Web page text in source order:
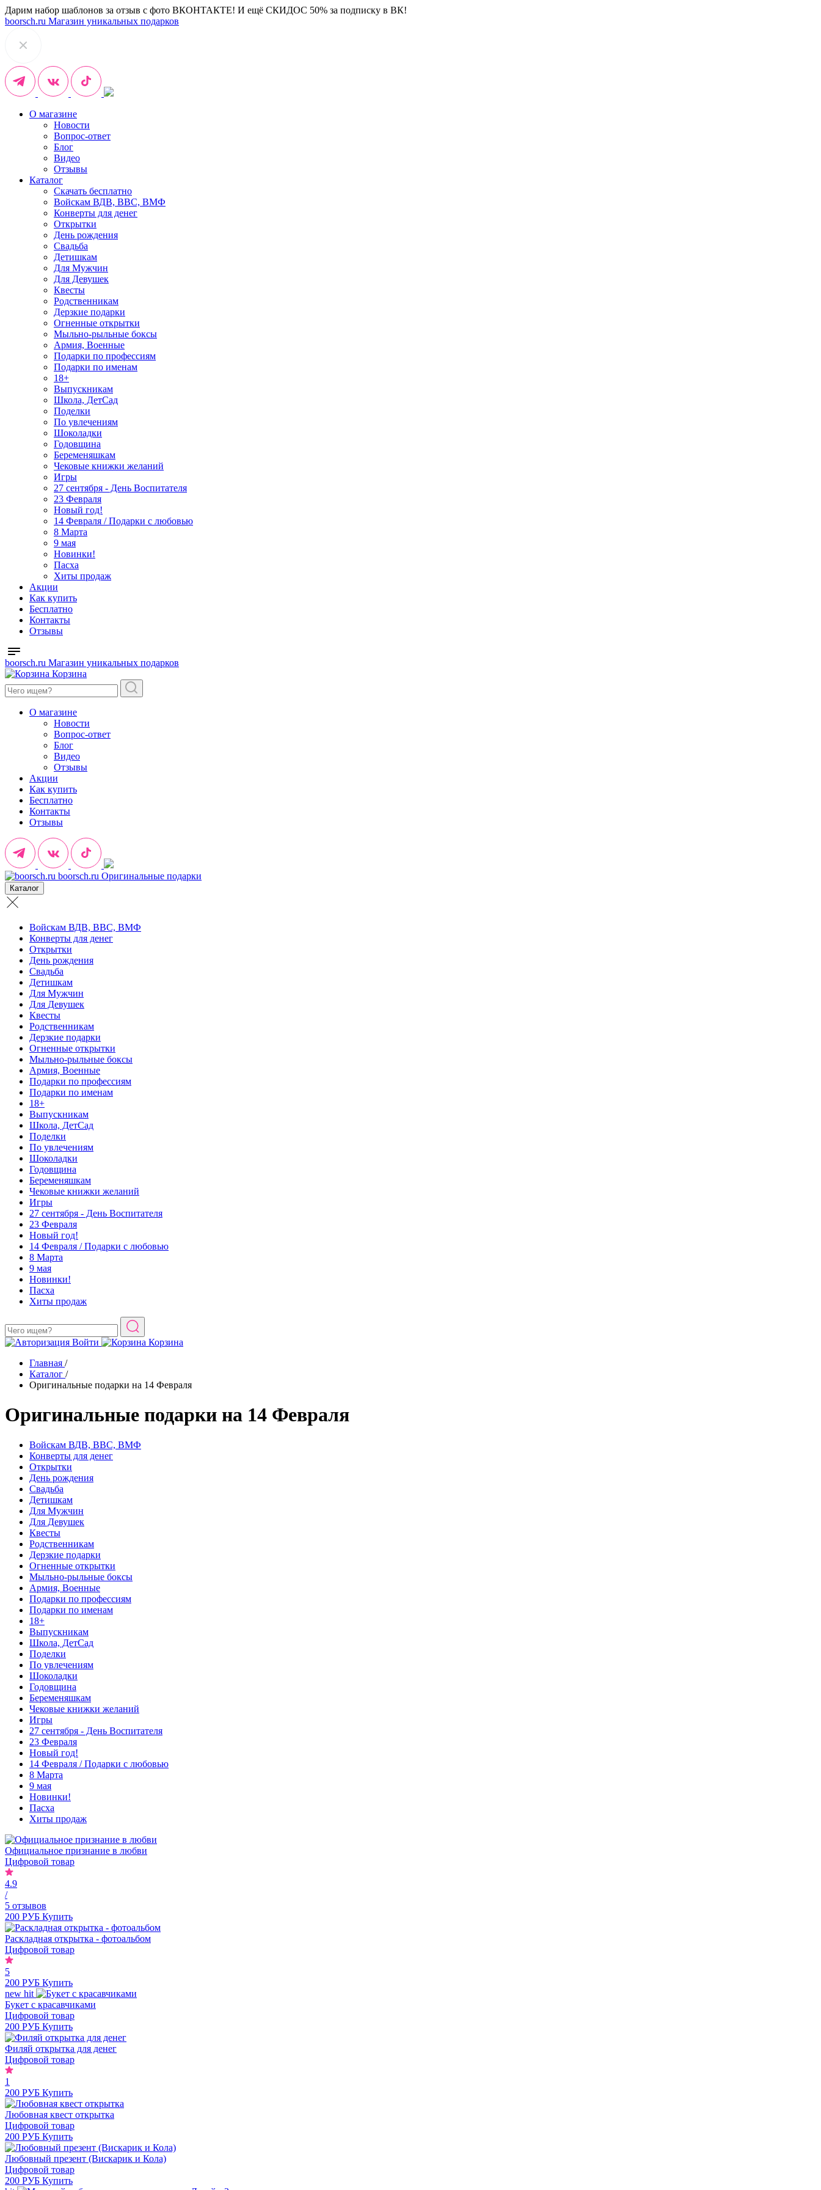
Дарим набор шаблонов за отзыв с фото ВКОНТАКТЕ! И ещё СКИДОС 50% за подписку в ВК!
boorsch.ru Магазин уникальных подарков
О магазине
Новости
Вопрос-ответ
Блог
Видео
Отзывы
Каталог
Скачать бесплатно
Войскам ВДВ, ВВС, ВМФ
Конверты для денег
Открытки
День рождения
Свадьба
Детишкам
Для Мужчин
Для Девушек
Квесты
Родственникам
Дерзкие подарки
Огненные открытки
Мыльно-рыльные боксы
Армия, Военные
Подарки по профессиям
Подарки по именам
18+
Выпускникам
Школа, ДетСад
Поделки
По увлечениям
Шоколадки
Годовщина
Беременяшкам
Чековые книжки желаний
Игры
27 сентября - День Воспитателя
23 Февраля
Новый год!
14 Февраля / Подарки с любовью
8 Марта
9 мая
Новинки!
Пасха
Хиты продаж
Акции
Как купить
Бесплатно
Контакты
Отзывы
boorsch.ru Магазин уникальных подарков
Корзина
О магазине
Новости
Вопрос-ответ
Блог
Видео
Отзывы
Акции
Как купить
Бесплатно
Контакты
Отзывы
boorsch.ru Оригинальные подарки
Каталог
Войскам ВДВ, ВВС, ВМФ
Конверты для денег
Открытки
День рождения
Свадьба
Детишкам
Для Мужчин
Для Девушек
Квесты
Родственникам
Дерзкие подарки
Огненные открытки
Мыльно-рыльные боксы
Армия, Военные
Подарки по профессиям
Подарки по именам
18+
Выпускникам
Школа, ДетСад
Поделки
По увлечениям
Шоколадки
Годовщина
Беременяшкам
Чековые книжки желаний
Игры
27 сентября - День Воспитателя
23 Февраля
Новый год!
14 Февраля / Подарки с любовью
8 Марта
9 мая
Новинки!
Пасха
Хиты продаж
Войти
Корзина
Главная /
Каталог /
Оригинальные подарки на 14 Февраля
Оригинальные подарки на 14 Февраля
Войскам ВДВ, ВВС, ВМФ
Конверты для денег
Открытки
День рождения
Свадьба
Детишкам
Для Мужчин
Для Девушек
Квесты
Родственникам
Дерзкие подарки
Огненные открытки
Мыльно-рыльные боксы
Армия, Военные
Подарки по профессиям
Подарки по именам
18+
Выпускникам
Школа, ДетСад
Поделки
По увлечениям
Шоколадки
Годовщина
Беременяшкам
Чековые книжки желаний
Игры
27 сентября - День Воспитателя
23 Февраля
Новый год!
14 Февраля / Подарки с любовью
8 Марта
9 мая
Новинки!
Пасха
Хиты продаж
Официальное признание в любви
Цифровой товар
4.9
/
5 отзывов
200 РУБ Купить
Раскладная открытка - фотоальбом
Цифровой товар
5
200 РУБ Купить
new hit
Букет с красавчиками
Цифровой товар
200 РУБ Купить
Филяй открытка для денег
Цифровой товар
1
200 РУБ Купить
Любовная квест открытка
Цифровой товар
200 РУБ Купить
Любовный презент (Вискарик и Кола)
Цифровой товар
200 РУБ Купить